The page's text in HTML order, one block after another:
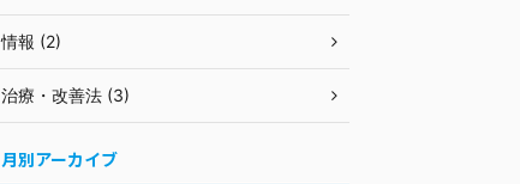
情報 (2)
治療・改善法 (3)
月別アーカイブ